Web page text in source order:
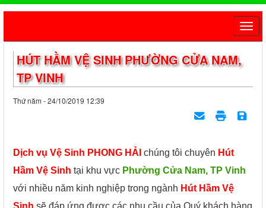
HÚT HẦM VỆ SINH PHƯỜNG CỬA NAM,
TP VINH
Thứ năm - 24/10/2019 12:39
Dịch vụ Vệ Sinh PHONG HẢI chúng tôi chuyên Hút
Hầm Vệ Sinh tại khu vực Phường Cửa Nam, TP Vinh
với nhiều năm kinh nghiệp trong ngành Hút Hầm Vệ